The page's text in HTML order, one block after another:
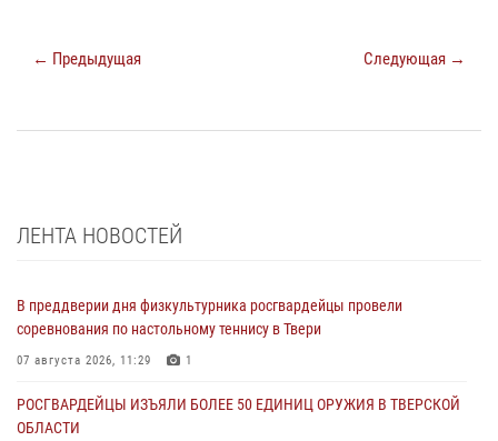
← Предыдущая Следующая →
ЛЕНТА НОВОСТЕЙ
В преддверии дня физкультурника росгвардейцы провели
соревнования по настольному теннису в Твери
07 августа 2026, 11:29 1
РОСГВАРДЕЙЦЫ ИЗЪЯЛИ БОЛЕЕ 50 ЕДИНИЦ ОРУЖИЯ В ТВЕРСКОЙ
ОБЛАСТИ